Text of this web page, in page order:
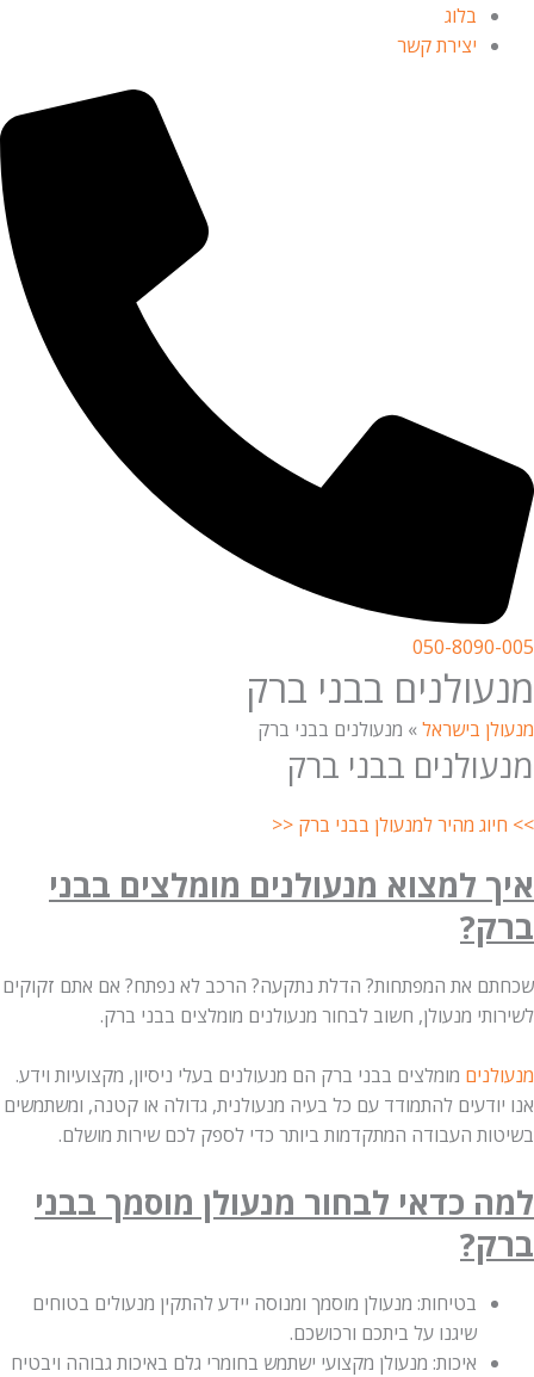
בלוג
יצירת קשר
050-8090-005
מנעולנים בבני ברק
מנעולן בישראל» מנעולנים בבני ברק
מנעולנים בבני ברק
>> חיוג מהיר למנעולן בבני ברק <<
איך למצוא מנעולנים מומלצים בבני
ברק?
שכחתם את המפתחות? הדלת נתקעה? הרכב לא נפתח? אם אתם זקוקים
לשירותי מנעולן, חשוב לבחור מנעולנים מומלצים בבני ברק.
מנעולנים מומלצים בבני ברק הם מנעולנים בעלי ניסיון, מקצועיות וידע.
אנו יודעים להתמודד עם כל בעיה מנעולנית, גדולה או קטנה, ומשתמשים
בשיטות העבודה המתקדמות ביותר כדי לספק לכם שירות מושלם.
למה כדאי לבחור מנעולן מוסמך בבני
ברק?
בטיחות: מנעולן מוסמך ומנוסה יידע להתקין מנעולים בטוחים
שיגנו על ביתכם ורכושכם.
איכות: מנעולן מקצועי ישתמש בחומרי גלם באיכות גבוהה ויבטיח